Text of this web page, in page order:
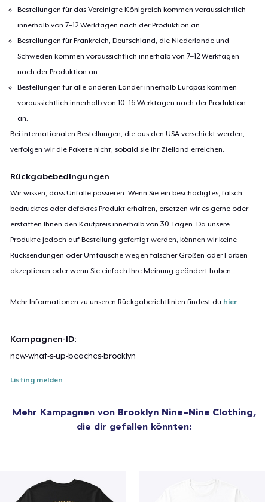
Bestellungen für das Vereinigte Königreich kommen voraussichtlich
innerhalb von 7–12 Werktagen nach der Produktion an.
Bestellungen für Frankreich, Deutschland, die Niederlande und
Schweden kommen voraussichtlich innerhalb von 7–12 Werktagen
nach der Produktion an.
Bestellungen für alle anderen Länder innerhalb Europas kommen
voraussichtlich innerhalb von 10–16 Werktagen nach der Produktion
an.
Bei internationalen Bestellungen, die aus den USA verschickt werden,
verfolgen wir die Pakete nicht, sobald sie ihr Zielland erreichen.
Rückgabebedingungen
Wir wissen, dass Unfälle passieren. Wenn Sie ein beschädigtes, falsch
bedrucktes oder defektes Produkt erhalten, ersetzen wir es gerne oder
erstatten Ihnen den Kaufpreis innerhalb von 30 Tagen. Da unsere
Produkte jedoch auf Bestellung gefertigt werden, können wir keine
Rücksendungen oder Umtausche wegen falscher Größen oder Farben
akzeptieren oder wenn Sie einfach Ihre Meinung geändert haben.
Mehr Informationen zu unseren Rückgaberichtlinien findest du hier.
Kampagnen-ID:
new-what-s-up-beaches-brooklyn
Listing melden
Mehr Kampagnen von Brooklyn Nine-Nine Clothing,
die dir gefallen könnten: